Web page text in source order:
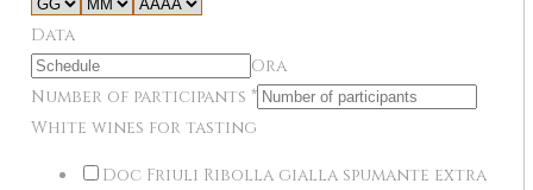
Data
Ora
Number of participants *
White wines for tasting
Doc Friuli Ribolla gialla spumante extra